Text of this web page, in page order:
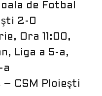
de Fotbal
2-0
Ora 11:00,
Liga a 5-a,
a
– CSM Ploieşti